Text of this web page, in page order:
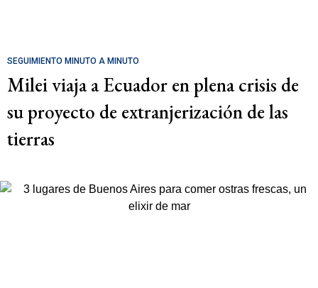
SEGUIMIENTO MINUTO A MINUTO
Milei viaja a Ecuador en plena crisis de
su proyecto de extranjerización de las
tierras